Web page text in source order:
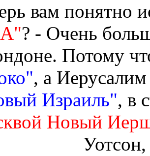
вам понятно
? - Очень
Потому
, а
Израиль", в
Новый
Уотсон,